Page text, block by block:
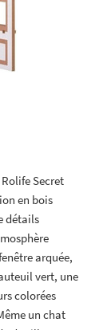
Secret
en bois
détails
arquée,
vert, une
colorées
un chat